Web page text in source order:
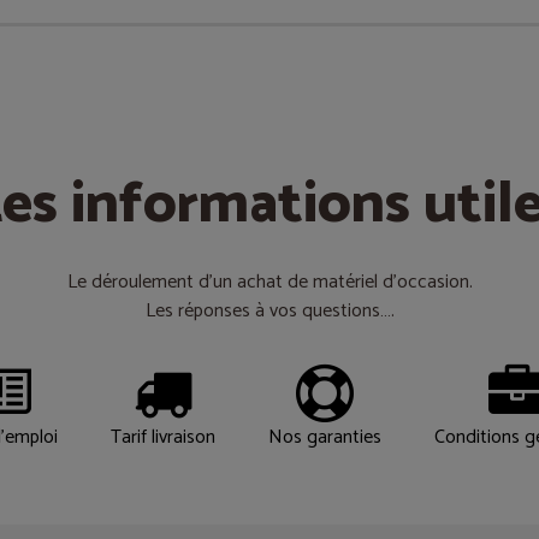
informations
Le déroulement d’un achat de matériel d’occasion.
Les réponses à vos questions….
Tarif livraison Nos garanties Conditions